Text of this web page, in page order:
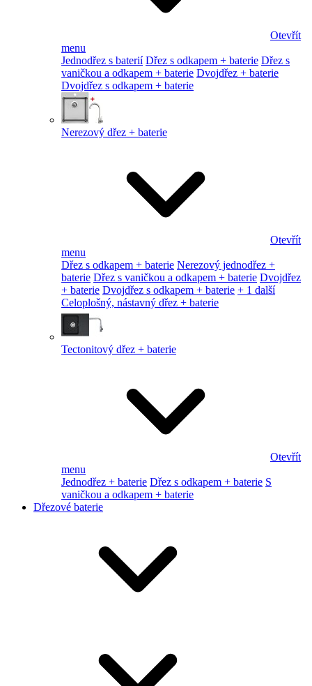
Otevřít
menu
Jednodřez s baterií Dřez s odkapem + baterie Dřez s
vaničkou a odkapem + baterie Dvojdřez + baterie
Dvojdřez s odkapem + baterie
Nerezový dřez + baterie
Otevřít
menu
Dřez s odkapem + baterie Nerezový jednodřez +
baterie Dřez s vaničkou a odkapem + baterie Dvojdřez
+ baterie Dvojdřez s odkapem + baterie + 1 další
Celoplošný, nástavný dřez + baterie
Tectonitový dřez + baterie
Otevřít
menu
Jednodřez + baterie Dřez s odkapem + baterie S
vaničkou a odkapem + baterie
Dřezové baterie